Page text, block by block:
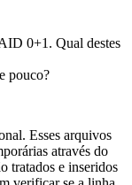
0+1. Qual destes
pouco?
Esses arquivos
através do
tratados e inseridos